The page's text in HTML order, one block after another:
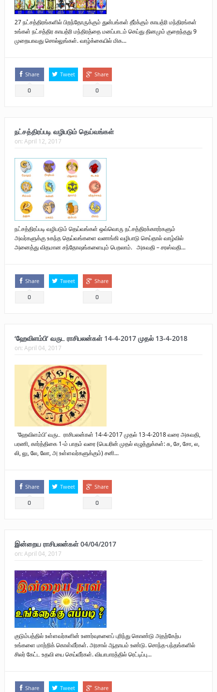
27 நட்சத்திரங்களில் பிறந்தோருக்கும் துன்பங்கள் தீர்க்கும் காயத்ரி மந்திரங்கள்
உங்கள் நட்சத்திர காயத்ரி மந்திரத்தை மனப்பாடம் செய்து தினமும் குறைந்தது 9
முறையாவது சொல்லுங்கள். வாழ்க்கையில் மிக...
Share
0
Tweet Share
0
நட்சத்திரப்படி வழிபடும் தெய்வங்கள்
on: April 12, 2017
நட்சத்திரப்படி வழிபடும் தெய்வங்கள் ஒவ்வொரு நட்சத்திரக்காரர்களும்
அவர்களுக்கு உகந்த தெய்வங்களை வணங்கி வழிபாடு செய்தால் வாழ்வில்
அனைத்து விதமான சந்தோஷங்களையும் பெறலாம். அசுவதி – சரஸ்வதி...
Share
0
Tweet Share
0
‘ஹேவிளம்பி’ வருட ராசிபலன்கள் 14-4-2017 முதல் 13-4-2018
on: April 04, 2017
‘ஹேவிளம்பி’ வருட ராசிபலன்கள் 14-4-2017 முதல் 13-4-2018 வரை அசுவதி,
பரணி, கார்த்திகை 1-ம் பாதம் வரை (பெயரின் முதல் எழுத்துக்கள்: சு, சே, சோ, ல,
லி, லு, லே, லோ, அ உள்ளவர்களுக்கும்) சனி...
Share
0
Tweet Share
0
இன்றைய ராசிபலன்கள் 04/04/2017
on: April 04, 2017
குடும்பத்தில் உள்ளவர்களின் உணர்வுகளைப் புரிந்து கொண்டு அதற்கேற்ப
உங்களை மாற்றிக் கொள்வீர்கள். அரசால் ஆதாயம் உண்டு. சொந்த-பந்தங்களில்
சிலர் கேட்ட உதவி யை செய்வீர்கள். வியாபாரத்தில் ரெட்டிப்பு...
Share Tweet Share